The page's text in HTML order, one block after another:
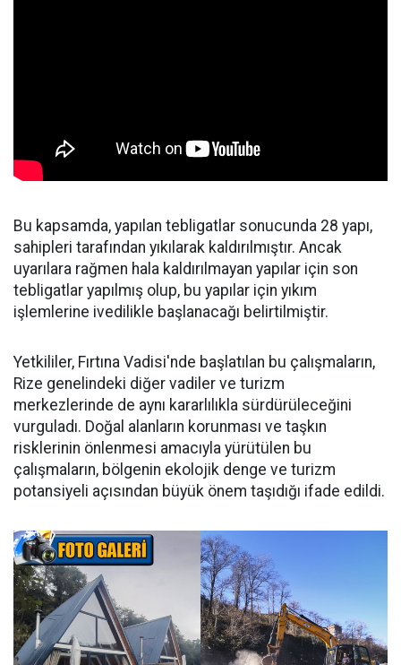
Bu kapsamda, yapılan tebligatlar sonucunda 28 yapı,
sahipleri tarafından yıkılarak kaldırılmıştır. Ancak
uyarılara rağmen hala kaldırılmayan yapılar için son
tebligatlar yapılmış olup, bu yapılar için yıkım
işlemlerine ivedilikle başlanacağı belirtilmiştir.
Yetkililer, Fırtına Vadisi'nde başlatılan bu çalışmaların,
Rize genelindeki diğer vadiler ve turizm
merkezlerinde de aynı kararlılıkla sürdürüleceğini
vurguladı. Doğal alanların korunması ve taşkın
risklerinin önlenmesi amacıyla yürütülen bu
çalışmaların, bölgenin ekolojik denge ve turizm
potansiyeli açısından büyük önem taşıdığı ifade edildi.